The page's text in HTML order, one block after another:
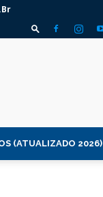
(ATUALIZADO 2026)